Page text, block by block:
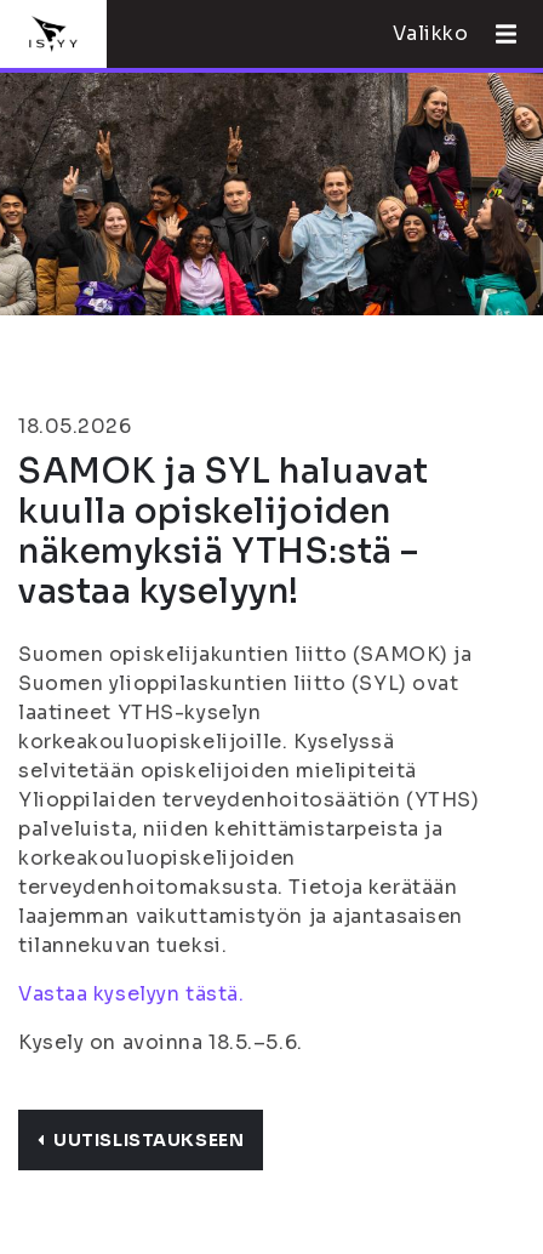
Valikko
18.05.2026
SAMOK ja SYL haluavat
kuulla opiskelijoiden
näkemyksiä YTHS:stä –
vastaa kyselyyn!
Suomen opiskelijakuntien liitto (SAMOK) ja
Suomen ylioppilaskuntien liitto (SYL) ovat
laatineet YTHS-kyselyn
korkeakouluopiskelijoille. Kyselyssä
selvitetään opiskelijoiden mielipiteitä
Ylioppilaiden terveydenhoitosäätiön (YTHS)
palveluista, niiden kehittämistarpeista ja
korkeakouluopiskelijoiden
terveydenhoitomaksusta. Tietoja kerätään
laajemman vaikuttamistyön ja ajantasaisen
tilannekuvan tueksi.
Vastaa kyselyyn tästä.
Kysely on avoinna 18.5.–5.6.
UUTISLISTAUKSEEN